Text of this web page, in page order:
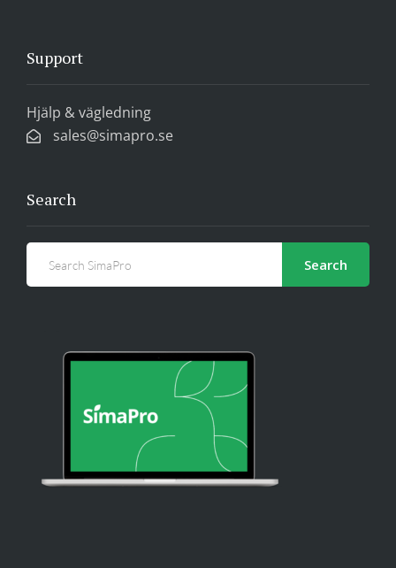
Support
Hjälp & vägledning
sales@simapro.se
Search
Search